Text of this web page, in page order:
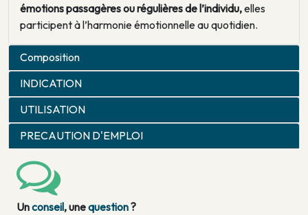
émotions passagères ou régulières de l’individu,elles
participent à l’harmonie émotionnelle au quotidien.
Composition
INDICATION
UTILISATION
PRECAUTION D'EMPLOI
Unconseil, unequestion?